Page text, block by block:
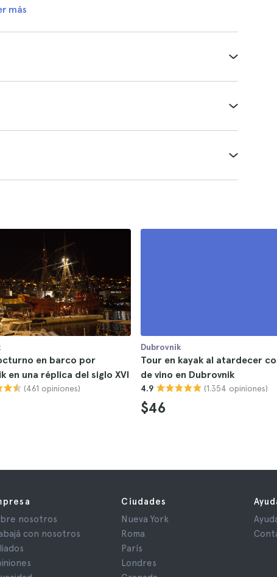
más
en barco por
en una réplica del siglo XVI
(461 opiniones)
Dubrovnik
Tour en kayak al atardecer
de vino en Dubrovnik
4.9 (1.354 opiniones)
$46
nosotros
con nosotros
Ciudades
Nueva York
Roma
París
Londres